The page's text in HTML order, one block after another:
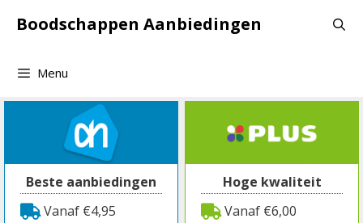
naarBoodschappen Aanbiedingen
Menu
Beste aanbiedingen
Vanaf €4,95
Hoge kwaliteit
Vanaf €6,00